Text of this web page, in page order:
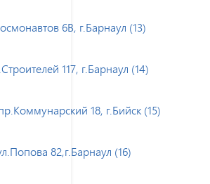
6В, г.Барнаул (13)
117, г.Барнаул (14)
18, г.Бийск (15)
82,г.Барнаул (16)